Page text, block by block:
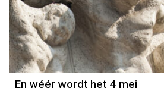
Column
Jan Slagter
En wéér wordt het 4 mei